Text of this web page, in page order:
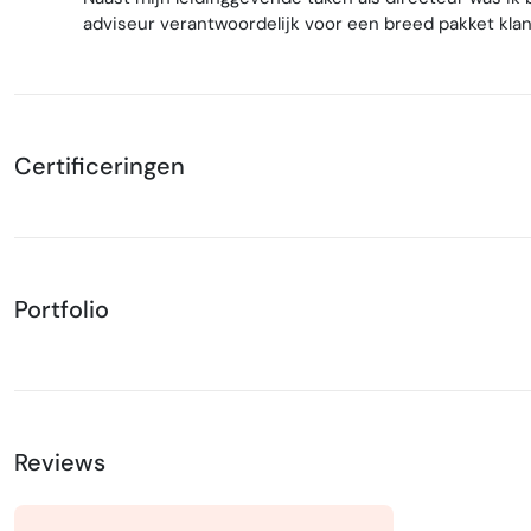
adviseur verantwoordelijk voor een breed pakket
Certificeringen
Portfolio
Reviews